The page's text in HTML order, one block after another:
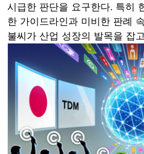
시급한 판단을 요구한다. 특히
한 가이드라인과 미비한 판례
불씨가 산업 성장의 발목을 잡